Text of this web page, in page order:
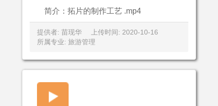
简介：拓片的制作工艺 .mp4
提供者: 苗现华
上传时间: 2020-10-16
所属专业: 旅游管理